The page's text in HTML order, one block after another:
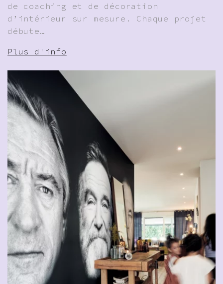
de coaching et de décoration
d’intérieur sur mesure. Chaque projet
débute…
Plus d'info